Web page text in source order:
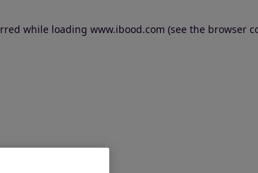
while loading www.ibood.com (see the browser